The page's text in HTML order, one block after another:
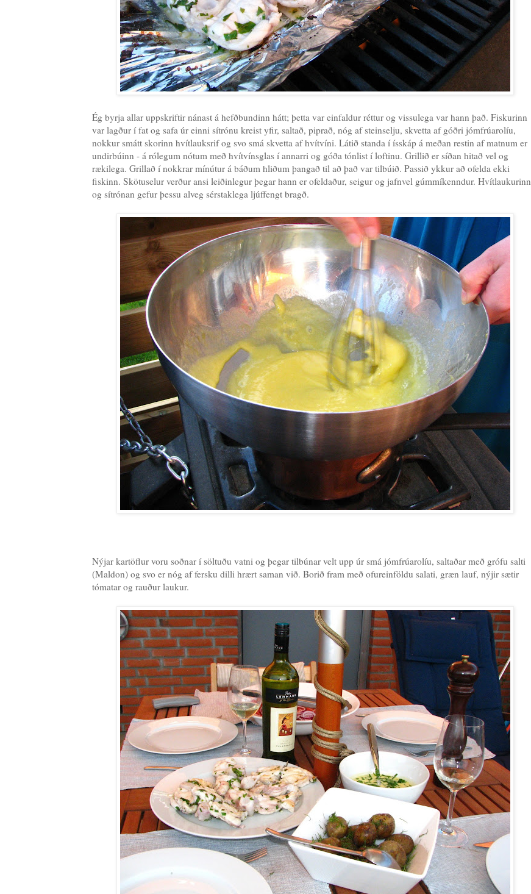
Ég byrja allar uppskriftir nánast á hefðbundinn hátt; þetta var einfaldur réttur og vissulega var hann það. Fiskurinn
var lagður í fat og safa úr einni sítrónu kreist yfir, saltað, piprað, nóg af steinselju, skvetta af góðri jómfrúarolíu,
nokkur smátt skorinn hvítlauksrif og svo smá skvetta af hvítvíni. Látið standa í ísskáp á meðan restin af matnum er
undirbúinn - á rólegum nótum með hvítvínsglas í annarri og góða tónlist í loftinu. Grillið er síðan hitað vel og
rækilega. Grillað í nokkrar mínútur á báðum hliðum þangað til að það var tilbúið. Passið ykkur að ofelda ekki
fiskinn. Skötuselur verður ansi leiðinlegur þegar hann er ofeldaður, seigur og jafnvel gúmmíkenndur. Hvítlaukurinn
og sítrónan gefur þessu alveg sérstaklega ljúffengt bragð.
Nýjar kartöflur voru soðnar í söltuðu vatni og þegar tilbúnar velt upp úr smá jómfrúarolíu, saltaðar með grófu salti
(Maldon) og svo er nóg af fersku dilli hrært saman við. Borið fram með ofureinföldu salati, græn lauf, nýjir sætir
tómatar og rauður laukur.